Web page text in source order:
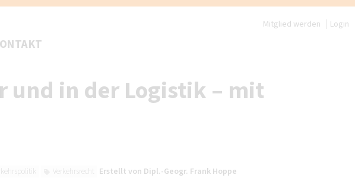
Mitglied werden Login
in der Logistik – mit
Verkehrsrecht Erstellt von Dipl.-Geogr. Frank Hoppe